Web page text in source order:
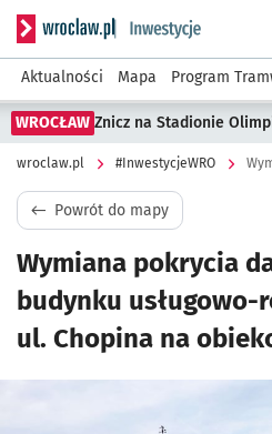
Serwis informacyjny wroclaw.pl
Aktualności Mapa Program
WROCŁAW Znicz na Stadionie
wroclaw.pl #InwestycjeWRO
Powrót do mapy
Wymiana pokrycia
budynku usługowo-
ul. Chopina na